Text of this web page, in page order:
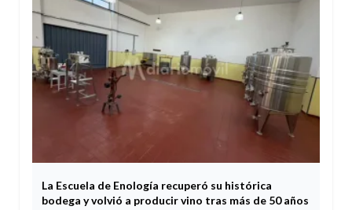
La Escuela de Enología recuperó su histórica
bodega y volvió a producir vino tras más de 50 años